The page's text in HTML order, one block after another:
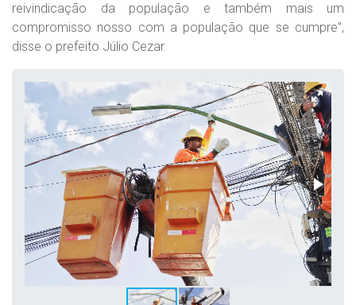
reivindicação da população e também mais um
compromisso nosso com a população que se cumpre”,
disse o prefeito Júlio Cezar.